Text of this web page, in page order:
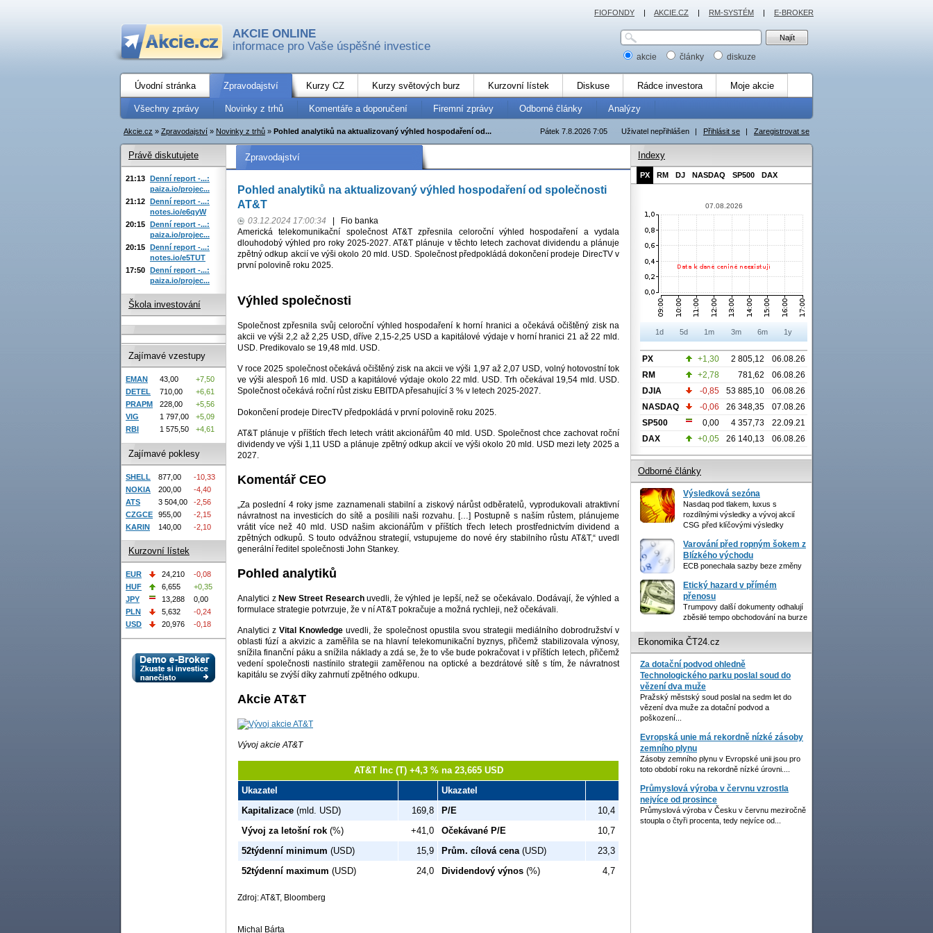
AKCIE ONLINE
informace pro Vaše úspěšné investice
akcie články diskuze
Úvodní stránka Zpravodajství Kurzy CZ Kurzy světových burz Kurzovní lístek Diskuse Rádce investora Moje akcie
Všechny zprávy Novinky z trhů Komentáře a doporučení Firemní zprávy Odborné články Analýzy
Uživatel nepřihlášen | Přihlásit se | Zaregistrovat se
Pátek 7.8.2026 7:05
Akcie.cz » Zpravodajství » Novinky z trhů » Pohled analytiků na aktualizovaný výhled hospodaření od...
Zpravodajství
Pohled analytiků na aktualizovaný výhled hospodaření od společnosti
AT&T
03.12.2024 17:00:34
Fio banka
Americká telekomunikační společnost AT&T zpřesnila celoroční výhled hospodaření a vydala
dlouhodobý výhled pro roky 2025-2027. AT&T plánuje v těchto letech zachovat dividendu a plánuje
zpětný odkup akcií ve výši okolo 20 mld. USD. Společnost předpokládá dokončení prodeje DirecTV v
první polovině roku 2025.
Výhled společnosti
Společnost zpřesnila svůj celoroční výhled hospodaření k horní hranici a očekává očištěný zisk na
akcii ve výši 2,2 až 2,25 USD, dříve 2,15-2,25 USD a kapitálové výdaje v horní hranici 21 až 22 mld.
USD. Predikovalo se 19,48 mld. USD.
V roce 2025 společnost očekává očištěný zisk na akcii ve výši 1,97 až 2,07 USD, volný hotovostní tok
ve výši alespoň 16 mld. USD a kapitálové výdaje okolo 22 mld. USD. Trh očekával 19,54 mld. USD.
Společnost očekává roční růst zisku EBITDA přesahující 3 % v letech 2025-2027.
Dokončení prodeje DirecTV předpokládá v první polovině roku 2025.
AT&T plánuje v příštích třech letech vrátit akcionářům 40 mld. USD. Společnost chce zachovat roční
dividendy ve výši 1,11 USD a plánuje zpětný odkup akcií ve výši okolo 20 mld. USD mezi lety 2025 a
2027.
Komentář CEO
„Za poslední 4 roky jsme zaznamenali stabilní a ziskový nárůst odběratelů, vyprodukovali atraktivní
návratnost na investicích do sítě a posílili naši rozvahu. […] Postupně s naším růstem, plánujeme
vrátit více než 40 mld. USD našim akcionářům v příštích třech letech prostřednictvím dividend a
zpětných odkupů. S touto odvážnou strategií, vstupujeme do nové éry stabilního růstu AT&T,“ uvedl
generální ředitel společnosti John Stankey.
Pohled analytiků
Analytici zNew Street Researchuvedli, že výhled je lepší, než se očekávalo. Dodávají, že výhled a
formulace strategie potvrzuje, že v ní AT&T pokračuje a možná rychleji, než očekávali.
Analytici zVital Knowledgeuvedli, že společnost opustila svou strategii mediálního dobrodružství v
oblasti fúzí a akvizic a zaměřila se na hlavní telekomunikační byznys, přičemž stabilizovala výnosy,
snížila finanční páku a snížila náklady a zdá se, že to vše bude pokračovat i v příštích letech, přičemž
vedení společnosti nastínilo strategii zaměřenou na optické a bezdrátové sítě s tím, že návratnost
kapitálu se zvýší díky zahrnutí zpětného odkupu.
Akcie AT&T
Vývoj akcie AT&T
AT&T Inc (T) +4,3 % na 23,665 USD
Ukazatel
Ukazatel
Kapitalizace (mld. USD) 169,8 P/E
10,4
Vývoj za letošní rok (%) +41,0 Očekávané P/E
10,7
52týdenní minimum (USD) 15,9 Prům. cílová cena(USD)
23,3
52týdenní maximum (USD) 24,0 Dividendový výnos (%) 4,7
Zdroj: AT&T, Bloomberg
Michal Bárta
Právě diskutujete
21:13 Denní report -...:
paiza.io/projec...
21:12 Denní report -...:
notes.io/e6qyW
20:15 Denní report -...:
paiza.io/projec...
20:15 Denní report -...:
notes.io/e5TUT
17:50 Denní report -...:
paiza.io/projec...
Škola investování
Zajímavé vzestupy
EMAN 43,00
+7,50
DETEL
710,00
+6,61
PRAPM
228,00
+5,56
VIG
1 797,00
+5,09
RBI
1 575,50 +4,61
Zajímavé poklesy
SHELL 877,00
-10,33
NOKIA
200,00
-4,40
ATS
3 504,00
-2,56
CZGCE
955,00
-2,15
KARIN
140,00 -2,10
Kurzovní lístek
EUR 24,210
-0,08
HUF
6,655
+0,35
JPY
13,288
0,00
PLN
5,632
-0,24
USD
20,976 -0,18
Indexy
PX RM DJ NASDAQ SP500 DAX
07.08.2026
1d 5d 1m 3m 6m 1y
PX +1,30 2 805,12
06.08.26
RM
+2,78 781,62
06.08.26
DJIA
-0,85 53 885,10
06.08.26
NASDAQ
-0,06 26 348,35
07.08.26
SP500
0,00 4 357,73
22.09.21
DAX
+0,05 26 140,13 06.08.26
Odborné články
Výsledková sezóna
Nasdaq pod tlakem, luxus s
rozdílnými výsledky a vývoj akcií
CSG před klíčovými výsledky
Varování před ropným šokem z
Blízkého východu
ECB ponechala sazby beze změny
Etický hazard v přímém
přenosu
Trumpovy další dokumenty odhalují
zběsilé tempo obchodování na burze
Ekonomika ČT24.cz
Za dotační podvod ohledně
Technologického parku poslal soud do
vězení dva muže
Pražský městský soud poslal na sedm let do
vězení dva muže za dotační podvod a
poškození...
Evropská unie má rekordně nízké zásoby
zemního plynu
Zásoby zemního plynu v Evropské unii jsou pro
toto období roku na rekordně nízké úrovni....
Průmyslová výroba v červnu vzrostla
nejvíce od prosince
Průmyslová výroba v Česku v červnu meziročně
stoupla o čtyři procenta, tedy nejvíce od...
FIOFONDY | AKCIE.CZ | RM-SYSTÉM | E-BROKER